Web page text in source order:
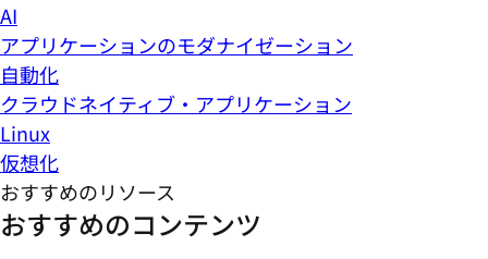
AI
アプリケーションのモダナイゼーション
自動化
クラウドネイティブ・アプリケーション
Linux
仮想化
おすすめのリソース
おすすめのコンテンツ